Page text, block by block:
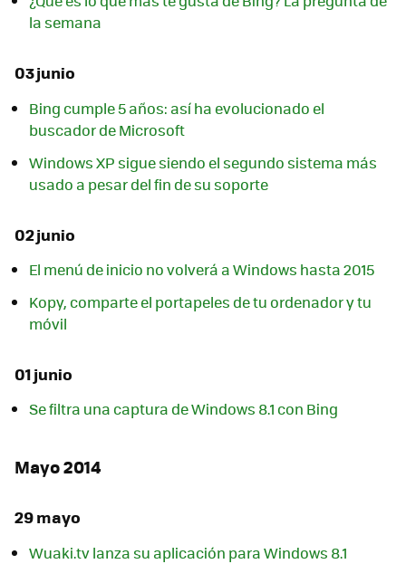
la semana
03 junio
Bing cumple 5 años: así ha evolucionado el
buscador de Microsoft
Windows XP sigue siendo el segundo sistema más
usado a pesar del fin de su soporte
02 junio
El menú de inicio no volverá a Windows hasta 2015
Kopy, comparte el portapeles de tu ordenador y tu
móvil
01 junio
Se filtra una captura de Windows 8.1 con Bing
Mayo 2014
29 mayo
Wuaki.tv lanza su aplicación para Windows 8.1